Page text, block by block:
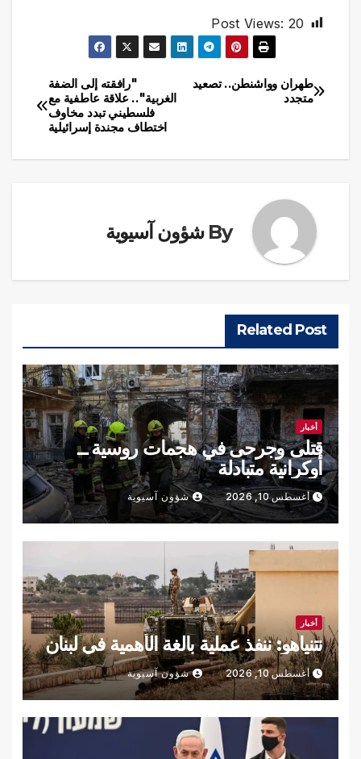
Post Views: 20
تصفّح
"رافقته إلى الضفة
الغربية".. علاقة عاطفية مع
فلسطيني تبدد مخاوف
اختطاف مجندة إسرائيلية
طهران وواشنطن.. تصعيد
متجدد
By شؤون آسيوية
Related Post
أخبار
قتلى وجرحى في هجمات روسية ــ
أوكرانية متبادلة
أغسطس 10, 2026 شؤون آسيوية
أخبار
نتنياهو: ننفذ عملية بالغة الأهمية في لبنان
أغسطس 10, 2026 شؤون آسيوية